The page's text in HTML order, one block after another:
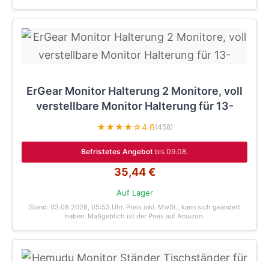
ErGear Monitor Halterung 2 Monitore, voll
verstellbare Monitor Halterung für 13-
★★★★☆4.6(458)
Befristetes Angebot bis 09.08.
35,44 €
Auf Lager
Stand: 03.08.2026, 05:53 Uhr. Preis inkl. MwSt., kann sich geändert
haben. Maßgeblich ist der Preis auf Amazon.